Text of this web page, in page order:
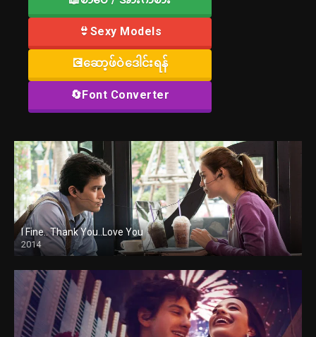
👙Sexy Models
💽ဆော့ဖ်ဝဲဒေါင်းရန်
🔄Font Converter
I Fine.. Thank You..Love You
2014